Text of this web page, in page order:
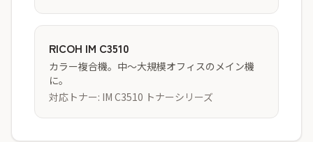
RICOH IM C3510
カラー複合機。中〜大規模オフィスのメイン機
に。
対応トナー: IM C3510 トナーシリーズ